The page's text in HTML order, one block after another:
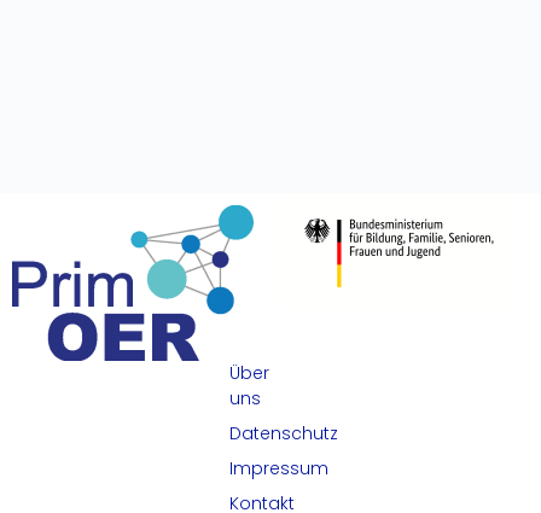
Über
uns
Datenschutz
Impressum
Kontakt